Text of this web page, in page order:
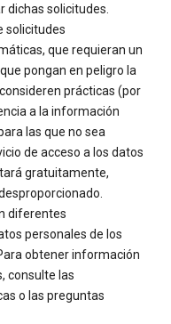
solicitudes.
solicitudes
que requieran un
pongan en peligro la
prácticas (por
a la información
las que no sea
de acceso a los datos
gratuitamente,
diferentes
personales de los
obtener información
consulte las
o las preguntas